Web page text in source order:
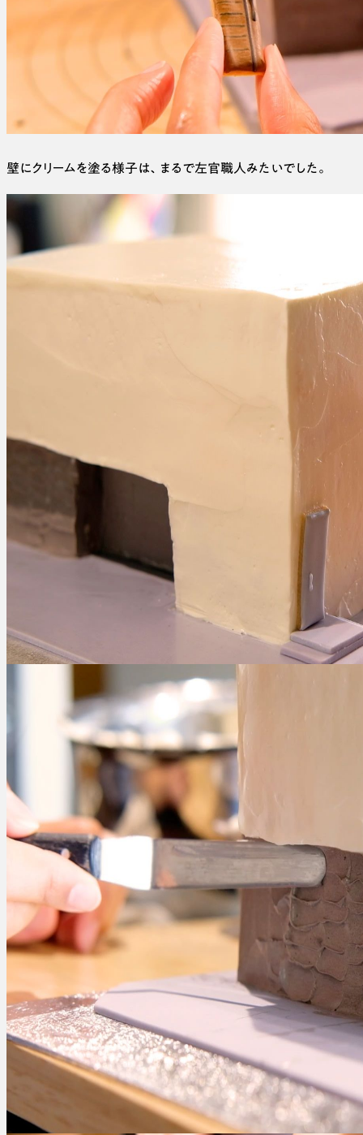
壁にクリームを塗る様子は、まるで左官職人みたいでした。